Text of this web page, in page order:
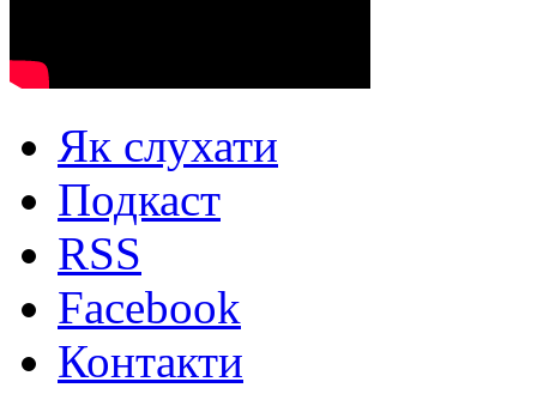
Як слухати
Подкаст
RSS
Facebook
Контакти